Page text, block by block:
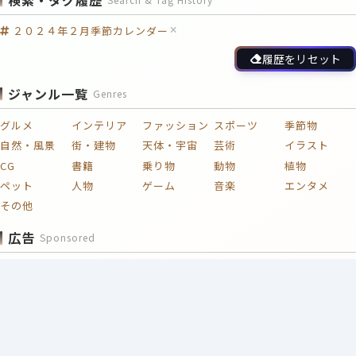
２０２４年２月季節カレンダー
履歴をリセット
ジャンル一覧 Genres
グルメ インテリア ファッション スポーツ
季節物
自然・風景
街・建物 天体・宇宙 芸術
イラスト
CG
書籍 乗り物 動物
植物
ペット
人物 ゲーム 音楽
エンタメ
その他
広告 Sponsored